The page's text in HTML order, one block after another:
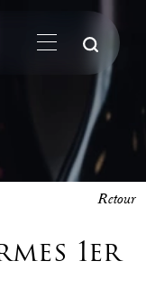
1er
Retour